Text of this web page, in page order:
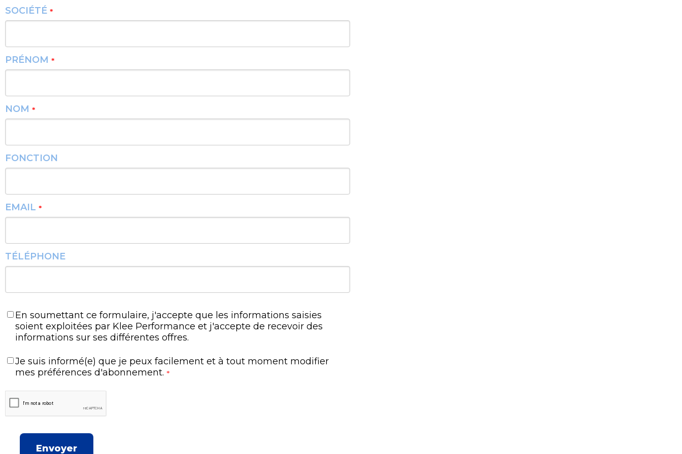
SOCIÉTÉ *
PRÉNOM *
NOM *
FONCTION
EMAIL *
TÉLÉPHONE
En soumettant ce formulaire, j'accepte que les informations saisies
soient exploitées par Klee Performance et j'accepte de recevoir des
informations sur ses différentes offres.
Je suis informé(e) que je peux facilement et à tout moment modifier
mes préférences d'abonnement. *